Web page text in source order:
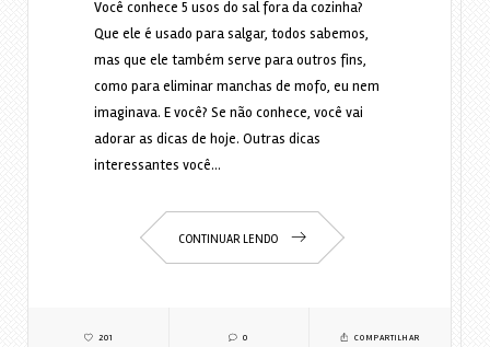
Você conhece 5 usos do sal fora da cozinha?
Que ele é usado para salgar, todos sabemos,
mas que ele também serve para outros fins,
como para eliminar manchas de mofo, eu nem
imaginava. E você? Se não conhece, você vai
adorar as dicas de hoje. Outras dicas
interessantes você…
CONTINUAR LENDO
201 0 COMPARTILHAR